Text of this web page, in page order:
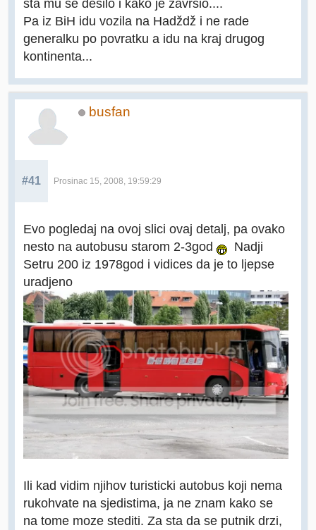
šta mu se desilo i kako je završio....
Pa iz BiH idu vozila na Hadždž i ne rade
generalku po povratku a idu na kraj drugog
kontinenta...
busfan
#41 Prosinac 15, 2008, 19:59:29
Evo pogledaj na ovoj slici ovaj detalj, pa ovako
nesto na autobusu starom 2-3god
Nadji
Setru 200 iz 1978god i vidices da je to ljepse
uradjeno
Ili kad vidim njihov turisticki autobus koji nema
rukohvate na sjedistima, ja ne znam kako se
na tome moze stediti. Za sta da se putnik drzi,